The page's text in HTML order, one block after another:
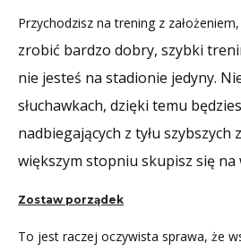
Przychodzisz na trening z
zrobić bardzo dobry, szybki
nie jesteś na stadionie jedyny.
słuchawkach, dzięki temu
nadbiegających z tyłu szybszych
większym stopniu skupisz się na
Zostaw porządek
To jest raczej oczywista sprawa, że